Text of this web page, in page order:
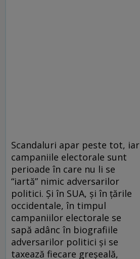
Scandaluri apar peste tot, iar
campaniile electorale sunt
perioade în care nu li se
“iartă” nimic adversarilor
politici. Şi în SUA, şi în ţările
occidentale, în timpul
campaniilor electorale se
sapă adânc în biografiile
adversarilor politici şi se
taxează fiecare greşeală,